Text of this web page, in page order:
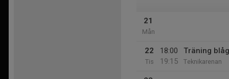
21
Mån
22
Tis
18:00
19:15
Träning
Teknikarenan